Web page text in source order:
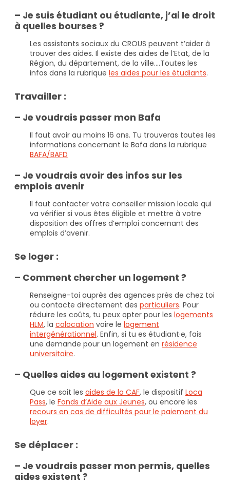
– Je suis étudiant ou étudiante, j’ai le droit
à quelles bourses ?
Les assistants sociaux du CROUS peuvent t’aider à
trouver des aides. Il existe des aides de l’Etat, de la
Région, du département, de la ville….Toutes les
infos dans la rubrique les aides pour les étudiants.
Travailler :
– Je voudrais passer mon Bafa
Il faut avoir au moins 16 ans. Tu trouveras toutes les
informations concernant le Bafa dans la rubrique
BAFA/BAFD
– Je voudrais avoir des infos sur les
emplois avenir
Il faut contacter votre conseiller mission locale qui
va vérifier si vous êtes éligible et mettre à votre
disposition des offres d’emploi concernant des
emplois d’avenir.
Se loger :
– Comment chercher un logement ?
Renseigne-toi auprès des agences près de chez toi
ou contacte directement des particuliers. Pour
réduire les coûts, tu peux opter pour les logements
HLM, la colocation voire le logement
intergénérationnel. Enfin, si tu es étudiant·e, fais
une demande pour un logement en résidence
universitaire.
– Quelles aides au logement existent ?
Que ce soit les aides de la CAF, le dispositif Loca
Pass, le Fonds d’Aide aux Jeunes, ou encore les
recours en cas de difficultés pour le paiement du
loyer.
Se déplacer :
– Je voudrais passer mon permis, quelles
aides existent ?